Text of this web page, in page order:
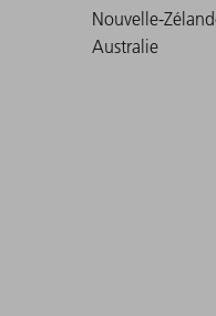
Nouvelle-
Australie